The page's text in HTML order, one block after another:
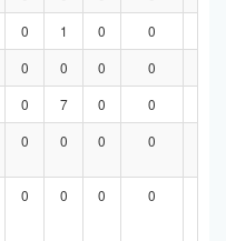
0 1 0 0
0 0 0 0
0 7 0 0
0 0 0 0
0 0 0 0